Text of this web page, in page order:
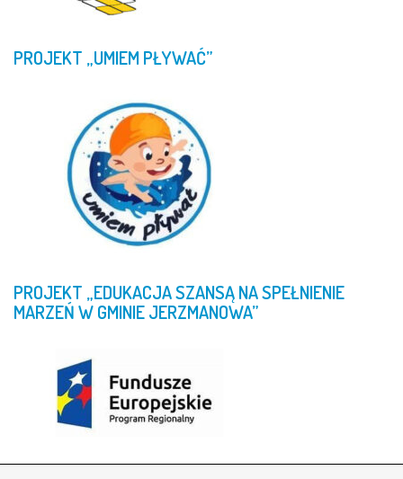
PROJEKT „UMIEMPŁYWAĆ”
PROJEKT „EDUKACJASZANSĄNASPEŁNIENIE
MARZEŃWGMINIEJERZMANOWA”